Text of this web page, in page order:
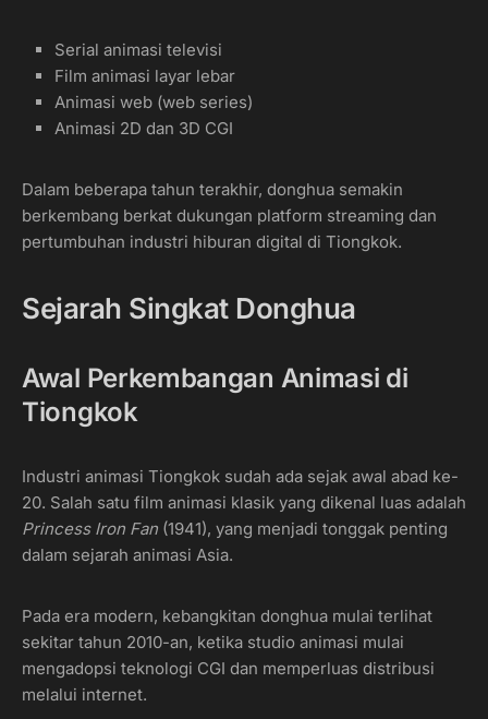
Serial animasi televisi
Film animasi layar lebar
Animasi web (web series)
Animasi 2D dan 3D CGI
Dalam beberapa tahun terakhir, donghua semakin
berkembang berkat dukungan platform streaming dan
pertumbuhan industri hiburan digital di Tiongkok.
Sejarah Singkat Donghua
Awal Perkembangan Animasi di
Tiongkok
Industri animasi Tiongkok sudah ada sejak awal abad ke-
20. Salah satu film animasi klasik yang dikenal luas adalah
Princess Iron Fan (1941), yang menjadi tonggak penting
dalam sejarah animasi Asia.
Pada era modern, kebangkitan donghua mulai terlihat
sekitar tahun 2010-an, ketika studio animasi mulai
mengadopsi teknologi CGI dan memperluas distribusi
melalui internet.